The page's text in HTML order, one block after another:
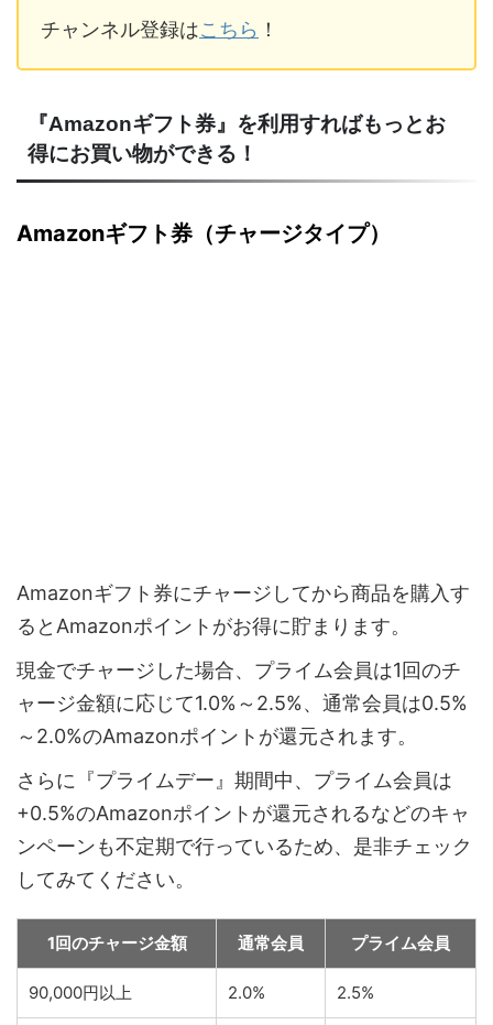
チャンネル登録はこちら ！
『Amazonギフト券』を利用すればもっとお
得にお買い物ができる！
Amazonギフト券（チャージタイプ）
Amazonギフト券にチャージしてから商品を購入す
るとAmazonポイントがお得に貯まります。
現金でチャージした場合、プライム会員は1回のチ
ャージ金額に応じて1.0%～2.5%、通常会員は0.5%
～2.0%のAmazonポイントが還元されます。
さらに『プライムデー』期間中、プライム会員は
+0.5%のAmazonポイントが還元されるなどのキャ
ンペーンも不定期で行っているため、是非チェック
してみてください。
1回のチャージ金額 通常会員 プライム会員
90,000円以上 2.0% 2.5%